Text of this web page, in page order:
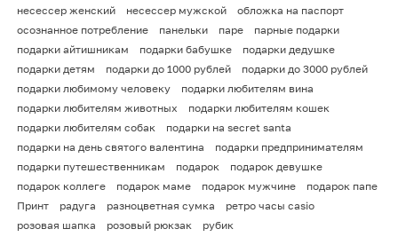
несессер женский
несессер мужской
обложка на паспорт
осознанное потребление
панельки паре
парные подарки
подарки айтишникам
подарки бабушке
подарки дедушке
подарки детям
подарки до 1000 рублей
подарки до 3000 рублей
подарки любимому человеку
подарки любителям вина
подарки любителям животных
подарки любителям кошек
подарки любителям собак
подарки на secret santa
подарки на день святого валентина
подарки предпринимателям
подарки путешественникам
подарок
подарок девушке
подарок коллеге
подарок маме подарок мужчине
подарок папе
Принт
радуга разноцветная сумка
ретро часы casio
розовая шапка
розовый рюкзак
рубик